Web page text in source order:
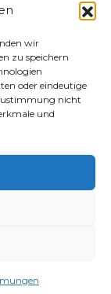
wir
zu speichern
oder eindeutige
nicht
und